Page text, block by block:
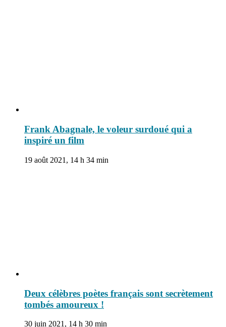
Frank Abagnale, le voleur surdoué qui a
inspiré un film
19 août 2021, 14 h 34 min
Deux célèbres poètes français sont secrètement
tombés amoureux !
30 juin 2021, 14 h 30 min